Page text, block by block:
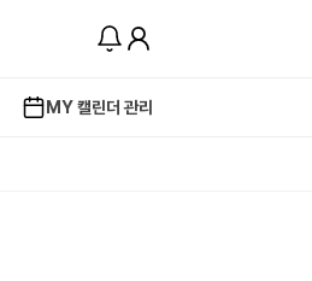
MY 캘린더 관리